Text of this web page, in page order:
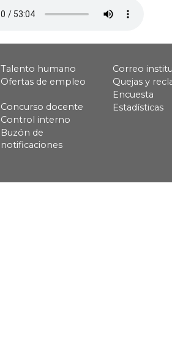
Talento humano
Ofertas de empleo
Concurso docente
Control interno
Buzón de
notificaciones
Correo
Quejas y
Encuesta
Estadísticas